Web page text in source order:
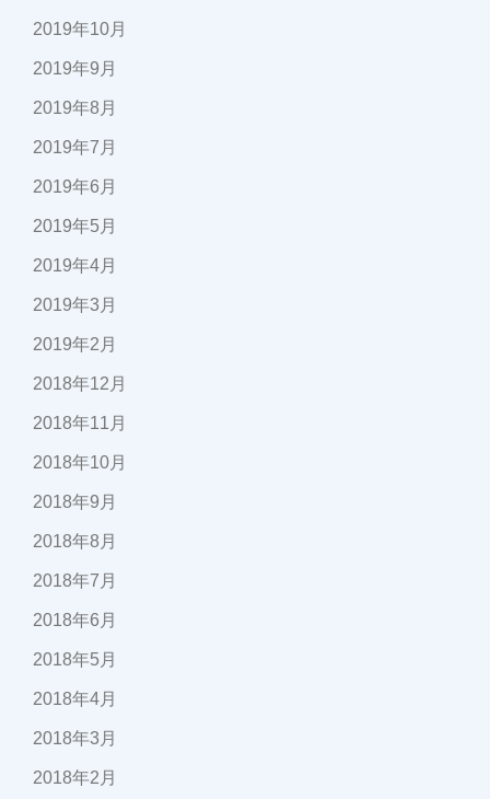
2019年10月
2019年9月
2019年8月
2019年7月
2019年6月
2019年5月
2019年4月
2019年3月
2019年2月
2018年12月
2018年11月
2018年10月
2018年9月
2018年8月
2018年7月
2018年6月
2018年5月
2018年4月
2018年3月
2018年2月